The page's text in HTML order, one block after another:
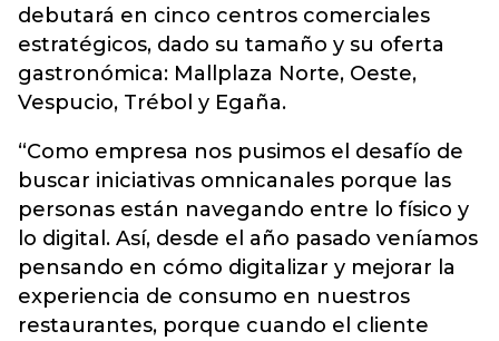
debutará en cinco centros comerciales
estratégicos, dado su tamaño y su oferta
gastronómica: Mallplaza Norte, Oeste,
Vespucio, Trébol y Egaña.
“Como empresa nos pusimos el desafío de
buscar iniciativas omnicanales porque las
personas están navegando entre lo físico y
lo digital. Así, desde el año pasado veníamos
pensando en cómo digitalizar y mejorar la
experiencia de consumo en nuestros
restaurantes, porque cuando el cliente